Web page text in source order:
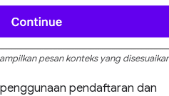
pesan konteks yang
pendaftaran dan